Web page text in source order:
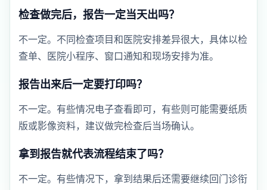
检查做完后，报告一定当天出吗？
不一定。不同检查项目和医院安排差异很大，具体以检
查单、医院小程序、窗口通知和现场安排为准。
报告出来后一定要打印吗？
不一定。有些情况电子查看即可，有些则可能需要纸质
版或影像资料，建议做完检查后当场确认。
拿到报告就代表流程结束了吗？
不一定。有些情况下，拿到结果后还需要继续回门诊衔